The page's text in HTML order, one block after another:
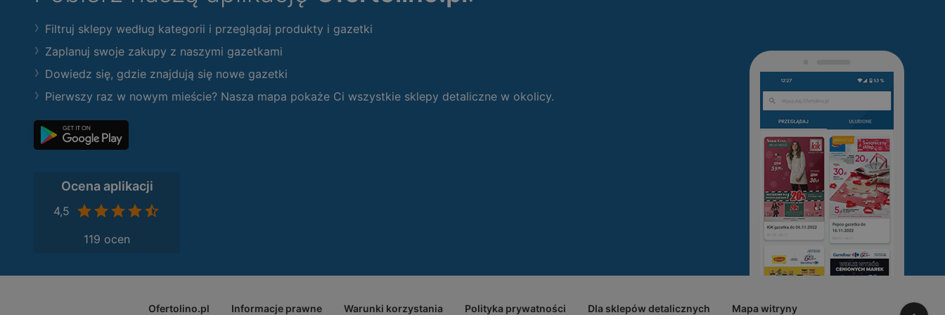
Filtruj sklepy według kategorii i przeglądaj produkty i gazetki
Zaplanuj swoje zakupy z naszymi gazetkami
Dowiedz się, gdzie znajdują się nowe gazetki
Pierwszy raz w nowym mieście? Nasza mapa pokaże Ci wszystkie sklepy detaliczne w okolicy.
Ocena aplikacji
4,5
119 ocen
Ofertolino.pl Informacje prawne Warunki korzystania Polityka prywatności Dla sklepów detalicznych Mapa witryny